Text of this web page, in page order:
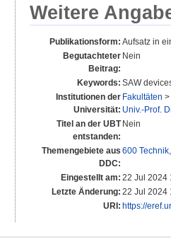
Weitere
Publikationsform: Aufsatz in
Begutachteter
Beitrag:
Nein
Keywords: SAW
Institutionen der
Universität:
Fakultäten >
Univ.-Prof.
Titel an der UBT
entstanden:
Nein
Themengebiete aus
DDC:
600
Eingestellt am: 22 Jul 2024
Letzte Änderung: 22 Jul 2024
URI: https://